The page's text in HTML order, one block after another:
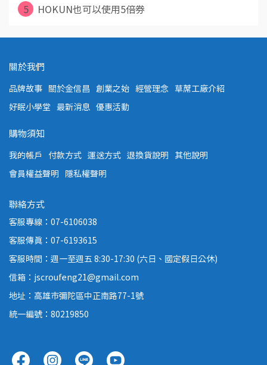
5
HOKUN也可以使用5倍券
關於我們
品牌故事 關於金信昌 創業之始 經營理念 草蓆工廠介紹
好眠小學堂 最新消息 優惠活動
購物須知
我的帳戶 付款方式 運送方式 退換貨說明 其他說明
會員權益聲明 隱私權聲明
聯絡方式
客服專線：07-6106038
客服傳真：07-6193615
客服時間：週一至週五 8:30-17:30 (六日、國定假日公休)
信箱：jscroufeng21@gmail.com
地址：高雄市彌陀區中正南路77-1號
統一編號：80219850